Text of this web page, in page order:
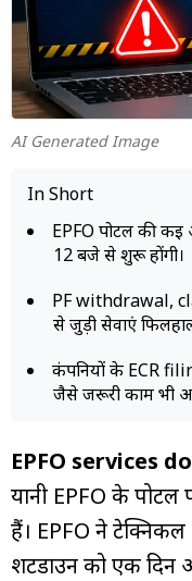
म्यूचुअल
AI Generated Image
In Short
EPFO पोर्टल की
12 बजे से शुरू होंगी।
PF withdrawal,
से जुड़ी सेवाएं
कंपनियों के ECR
जैसे जरूरी काम भी
EPFO services
यानी EPFO के
हैं। EPFO ने
शटडाउन को एक दिन